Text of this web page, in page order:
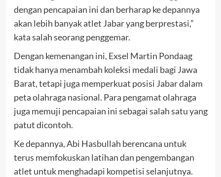
dengan pencapaian ini dan berharap ke depannya
akan lebih banyak atlet Jabar yang berprestasi,”
kata salah seorang penggemar.
Dengan kemenangan ini, Exsel Martin Pondaag
tidak hanya menambah koleksi medali bagi Jawa
Barat, tetapi juga memperkuat posisi Jabar dalam
peta olahraga nasional. Para pengamat olahraga
juga memuji pencapaian ini sebagai salah satu yang
patut dicontoh.
Ke depannya, Abi Hasbullah berencana untuk
terus memfokuskan latihan dan pengembangan
atlet untuk menghadapi kompetisi selanjutnya.